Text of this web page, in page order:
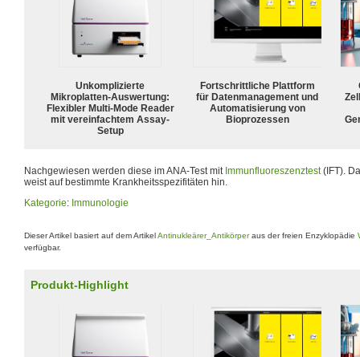
Unkomplizierte
Mikroplatten-Auswertung:
Flexibler Multi-Mode Reader
mit vereinfachtem Assay-
Setup
Fortschrittliche Plattform
für Datenmanagement und
Automatisierung von
Bioprozessen
Nachgewiesen werden diese im ANA-Test mit Immunfluoreszenztest(IFT).
weist auf bestimmte Krankheitsspezifitäten hin.
Kategorie: Immunologie
Dieser Artikel basiert auf dem ArtikelAntinukleärer_Antikörperaus der freien Enzyklopädie
verfügbar.
Produkt-Highlight